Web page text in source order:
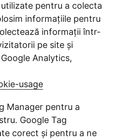
pentru a colecta
informațiile pentru
informații într-
pe site și
Analytics,
usage
Manager pentru a
Google Tag
corect și pentru a ne